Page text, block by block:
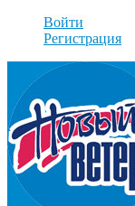
Войти
Регистрация